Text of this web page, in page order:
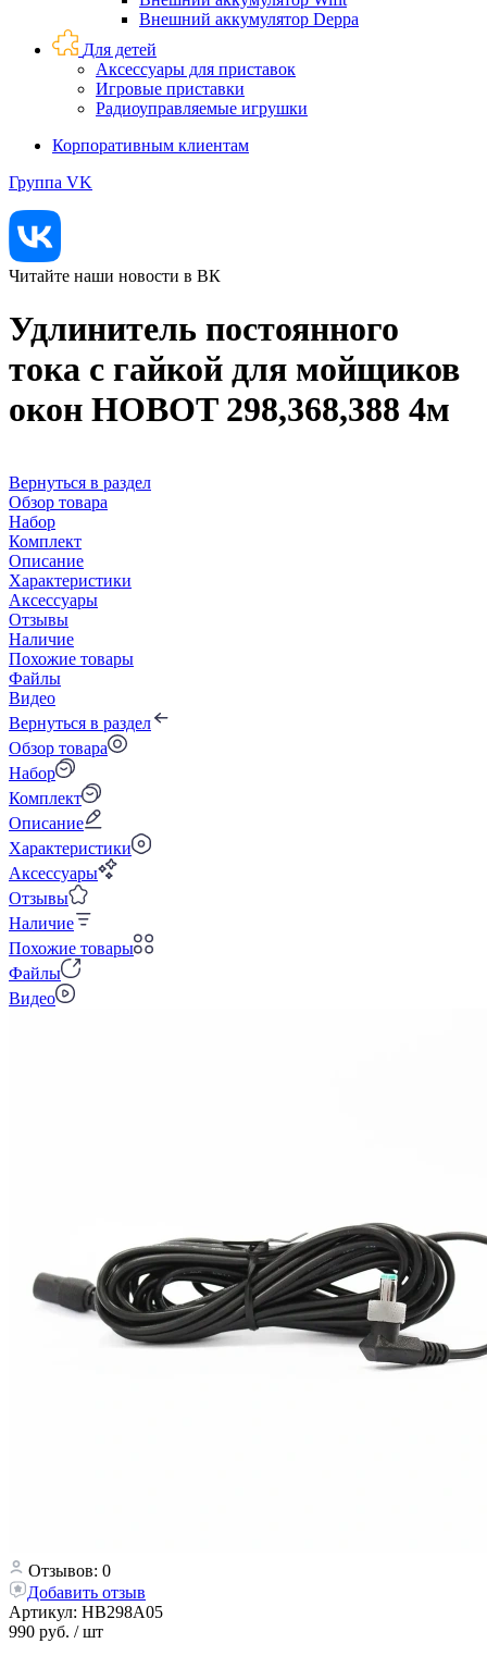
Внешний аккумулятор Deppa
Для детей
Аксессуары для приставок
Игровые приставки
Радиоуправляемые игрушки
Корпоративным клиентам
Группа VK
Читайте наши новости в ВК
Удлинитель постоянного
тока с гайкой для мойщиков
окон HOBOT 298,368,388 4м
Вернуться в раздел
Обзор товара
Набор
Комплект
Описание
Характеристики
Аксессуары
Отзывы
Наличие
Похожие товары
Файлы
Видео
Вернуться в раздел
Обзор товара
Набор
Комплект
Описание
Характеристики
Аксессуары
Отзывы
Наличие
Похожие товары
Файлы
Видео
Отзывов: 0
Добавить отзыв
Артикул: HB298A05
990 руб. / шт